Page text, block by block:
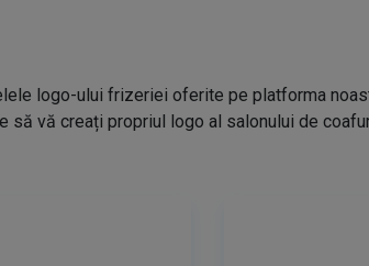
logo-ului frizeriei oferite pe platforma
să vă creați propriul logo al salonului de